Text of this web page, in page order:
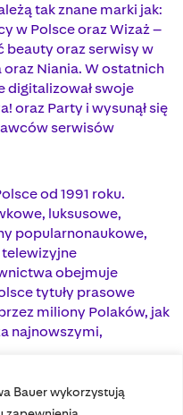
Bauer wykorzystują
tak znane marki jak:
w Polsce oraz Wizaż –
beauty oraz serwisy w
oraz Niania. W ostatnich
digitalizował swoje
oraz Party i wysunął się
serwisów
od 1991 roku.
luksusowe,
popularnonaukowe,
obejmuje
tytuły prasowe
miliony Polaków, jak
najnowszymi,